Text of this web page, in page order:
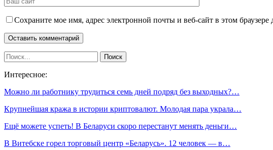
Сохраните мое имя, адрес электронной почты и веб-сайт в этом
Интересное:
Можно ли работнику трудиться семь дней подряд без выходных?…
Крупнейшая кража в истории криптовалют. Молодая пара украла…
Ещё можете успеть! В Беларуси скоро перестанут менять деньги…
В Витебске горел торговый центр «Беларусь». 12 человек — в…